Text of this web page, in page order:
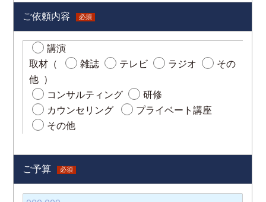
ご依頼内容 必須
講演
取材（
雑誌 テレビ ラジオ
その
他 ）
コンサルティング
研修
カウンセリング
プライベート講座
その他
ご予算 必須